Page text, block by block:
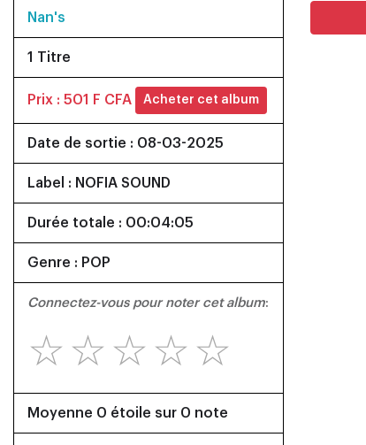
Nan's
1 Titre
Prix : 501 F CFA Acheter cet album
Date de sortie : 08-03-2025
Label : NOFIA SOUND
Durée totale : 00:04:05
Genre : POP
Connectez-vous pour noter cet album:
☆
☆
☆
☆
☆
Moyenne 0 étoile sur 0 note